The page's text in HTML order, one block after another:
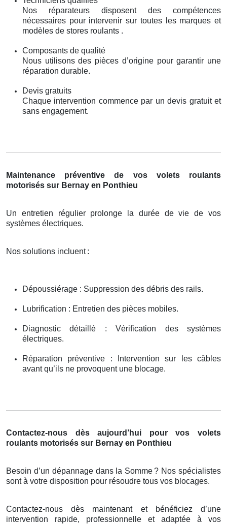
Nos réparateurs disposent des compétences
nécessaires pour intervenir sur toutes les marques et
modèles de stores roulants .
Composants de qualité
Nous utilisons des pièces d’origine pour garantir une
réparation durable.
Devis gratuits
Chaque intervention commence par un devis gratuit et
sans engagement.
Maintenance préventive de vos volets roulants
motorisés sur Bernay en Ponthieu
Un entretien régulier prolonge la durée de vie de vos
systèmes électriques.
Nos solutions incluent :
Dépoussiérage : Suppression des débris des rails.
Lubrification : Entretien des pièces mobiles.
Diagnostic détaillé : Vérification des systèmes
électriques.
Réparation préventive : Intervention sur les câbles
avant qu’ils ne provoquent une blocage.
Contactez-nous dès aujourd’hui pour vos volets
roulants motorisés sur Bernay en Ponthieu
Besoin d’un dépannage dans la Somme? Nos spécialistes
sontà votre disposition pour résoudre tous vos blocages.
Contactez-nous dès maintenant et bénéficiez d’une
intervention rapide, professionnelle et adaptée à vos